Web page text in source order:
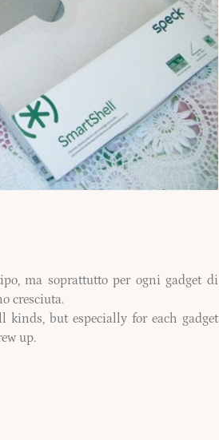
ma soprattutto per ogni gadget di
cresciuta.
kinds, but especially for each gadget
up.